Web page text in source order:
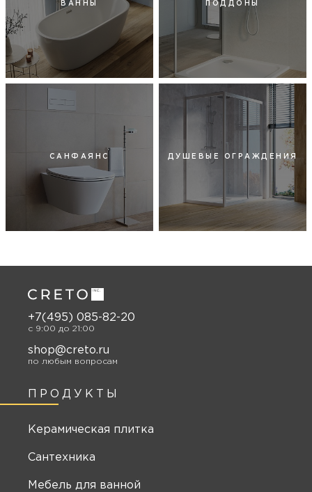
ВАННЫ ПОДДОНЫ
САНФАЯНС ДУШЕВЫЕ ОГРАЖДЕНИЯ
ПРОДУКТЫ
Керамическая плитка
Сантехника
Мебель для ванной
+7(495) 085-82-20
c 9:00 до 21:00
shop@creto.ru
по любым вопросам